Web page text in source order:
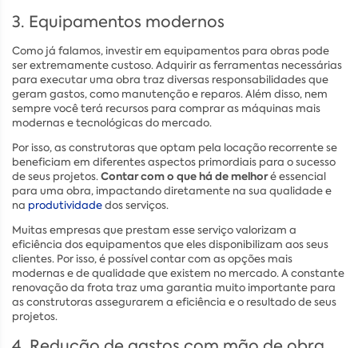
3. Equipamentos modernos
Como já falamos, investir em equipamentos para obras pode
ser extremamente custoso. Adquirir as ferramentas necessárias
para executar uma obra traz diversas responsabilidades que
geram gastos, como manutenção e reparos. Além disso, nem
sempre você terá recursos para comprar as máquinas mais
modernas e tecnológicas do mercado.
Por isso, as construtoras que optam pela locação recorrente se
beneficiam em diferentes aspectos primordiais para o sucesso
de seus projetos.Contar com o que há de melhoré essencial
para uma obra, impactando diretamente na sua qualidade e
na produtividadedos serviços.
Muitas empresas que prestam esse serviço valorizam a
eficiência dos equipamentos que eles disponibilizam aos seus
clientes. Por isso, é possível contar com as opções mais
modernas e de qualidade que existem no mercado. A constante
renovação da frota traz uma garantia muito importante para
as construtoras assegurarem a eficiência e o resultado de seus
projetos.